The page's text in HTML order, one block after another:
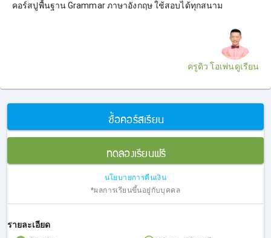
คอร์สปูพื้นฐาน Grammar ภาษาอังกฤษ ใช้สอบได้ทุกสนาม
ครูดิว โอเพ่นดูเรียน
ซื้อคอร์สเรียน
ทดลองเรียนฟรี
นโยบายการคืนเงิน
*ผลการเรียนขึ้นอยู่กับบุคคล
รายละเอียด